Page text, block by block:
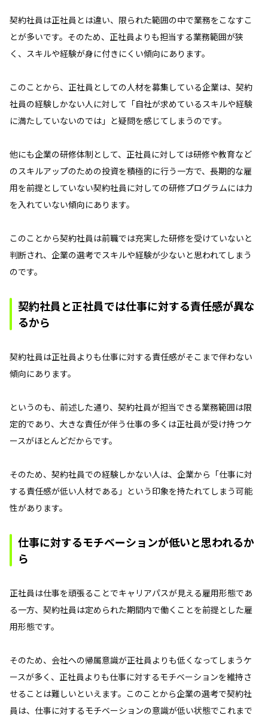
契約社員は正社員とは違い、限られた範囲の中で業務をこなすこ
とが多いです。そのため、正社員よりも担当する業務範囲が狭
く、スキルや経験が身に付きにくい傾向にあります。
このことから、正社員としての人材を募集している企業は、契約
社員の経験しかない人に対して「自社が求めているスキルや経験
に満たしていないのでは」と疑問を感じてしまうのです。
他にも企業の研修体制として、正社員に対しては研修や教育など
のスキルアップのための投資を積極的に行う一方で、長期的な雇
用を前提としていない契約社員に対しての研修プログラムには力
を入れていない傾向にあります。
このことから契約社員は前職では充実した研修を受けていないと
判断され、企業の選考でスキルや経験が少ないと思われてしまう
のです。
契約社員と正社員では仕事に対する責任感が異な
るから
契約社員は正社員よりも仕事に対する責任感がそこまで伴わない
傾向にあります。
というのも、前述した通り、契約社員が担当できる業務範囲は限
定的であり、大きな責任が伴う仕事の多くは正社員が受け持つケ
ースがほとんどだからです。
そのため、契約社員での経験しかない人は、企業から「仕事に対
する責任感が低い人材である」という印象を持たれてしまう可能
性があります。
仕事に対するモチベーションが低いと思われるか
ら
正社員は仕事を頑張ることでキャリアパスが見える雇用形態であ
る一方、契約社員は定められた期間内で働くことを前提とした雇
用形態です。
そのため、会社への帰属意識が正社員よりも低くなってしまうケ
ースが多く、正社員よりも仕事に対するモチベーションを維持さ
せることは難しいといえます。このことから企業の選考で契約社
員は、仕事に対するモチベーションの意識が低い状態でこれまで